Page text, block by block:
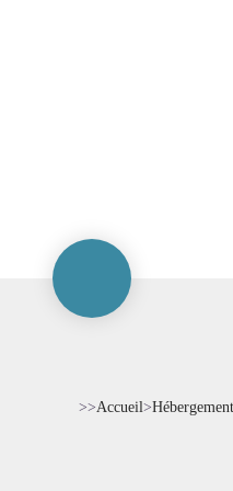
>>Accueil>Hébergement